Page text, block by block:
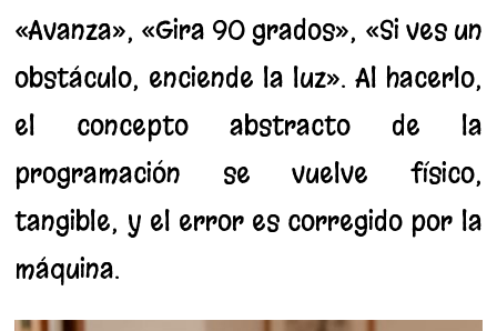
«Avanza», «Gira 90 grados», «Si ves un
obstáculo, enciende la luz». Al hacerlo,
el concepto abstracto de la
programación se vuelve físico,
tangible, y el error es corregido por la
máquina.